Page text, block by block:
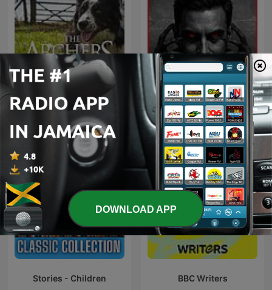
The Archers Omnibus
Inframundo Relatos De
Terror
Stories - Children BBC Writers
DOWNLOAD APP